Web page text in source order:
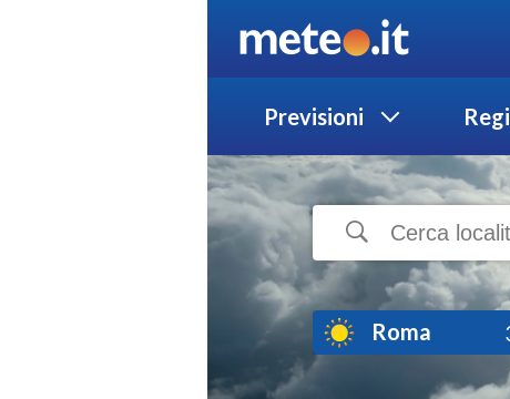
Previsioni
Roma